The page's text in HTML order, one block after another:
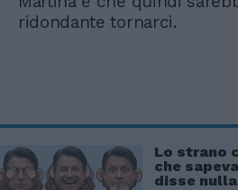
ridondante tornarci.
Lo strano
che
disse nulla